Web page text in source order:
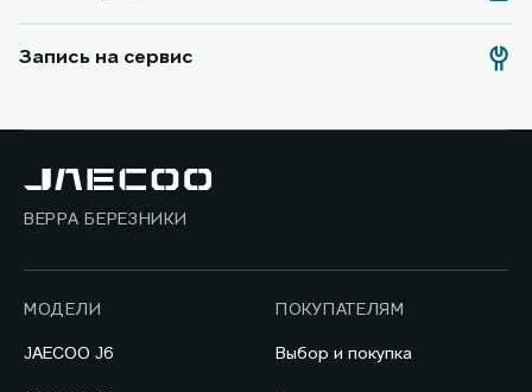
Запись на сервис
ВЕРРА БЕРЕЗНИКИ
МОДЕЛИ
JAECOO J6
ПОКУПАТЕЛЯМ
Выбор и покупка